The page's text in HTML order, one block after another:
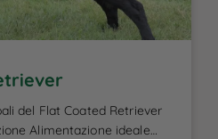
del Flat Coated Retriever
Alimentazione ideale